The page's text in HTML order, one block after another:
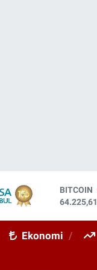
BITCOIN
64.225,61
EURO
Ekonomi